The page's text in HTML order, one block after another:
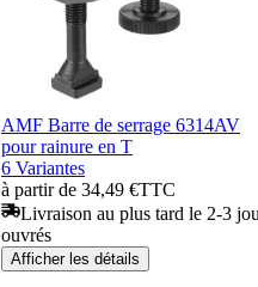
AMF Barre de serrage 6314AV
pour rainure en T
6 Variantes
à partir de 34,49 €TTC
Livraison au plus tard le 2-3
ouvrés
Afficher les détails